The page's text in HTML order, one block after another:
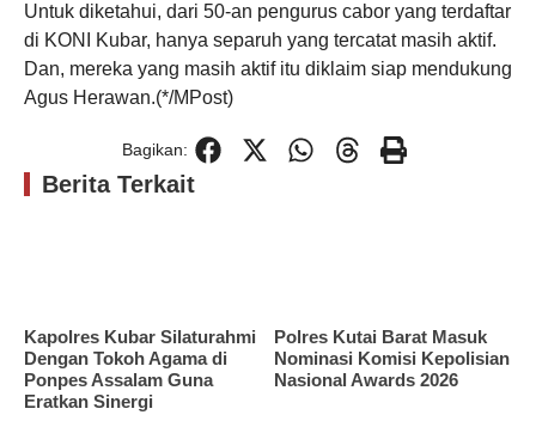
Untuk diketahui, dari 50-an pengurus cabor yang terdaftar
di KONI Kubar, hanya separuh yang tercatat masih aktif.
Dan, mereka yang masih aktif itu diklaim siap mendukung
Agus Herawan.(*/MPost)
Bagikan:
Berita Terkait
Kapolres Kubar Silaturahmi
Dengan Tokoh Agama di
Ponpes Assalam Guna
Eratkan Sinergi
Polres Kutai Barat Masuk
Nominasi Komisi Kepolisian
Nasional Awards 2026